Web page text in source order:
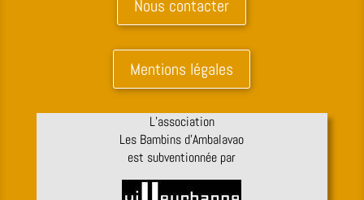
Nous contacter
Mentions légales
L’association
Les Bambins d’Ambalavao
est subventionnée par